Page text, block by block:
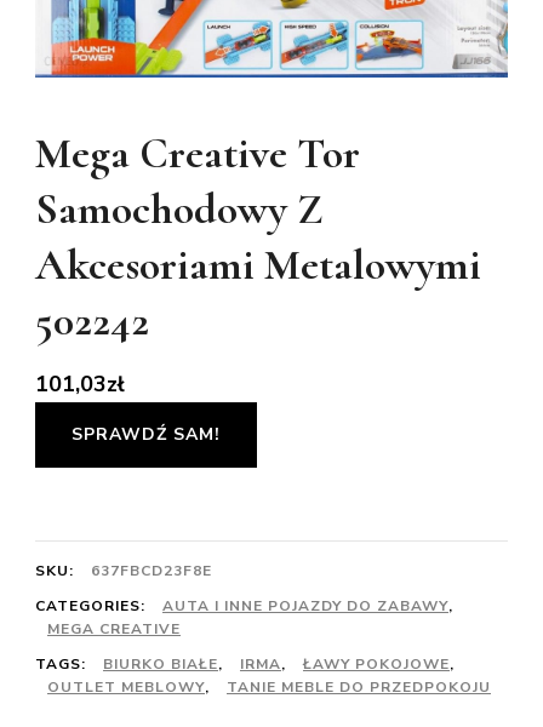
Mega Creative Tor
Samochodowy Z
Akcesoriami Metalowymi
502242
101,03zł
SPRAWDŹ SAM!
SKU:
637FBCD23F8E
CATEGORIES:
AUTA I INNE POJAZDY DO ZABAWY,
MEGA CREATIVE
TAGS:
BIURKO BIAŁE, IRMA, ŁAWY POKOJOWE,
OUTLET MEBLOWY, TANIE MEBLE DO PRZEDPOKOJU